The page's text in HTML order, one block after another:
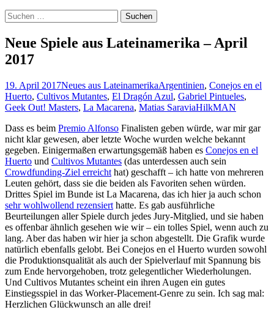
Suchen
nach:
Neue Spiele aus Lateinamerika – April
2017
19. April 2017Neues aus LateinamerikaArgentinien, Conejos en el
Huerto, Cultivos Mutantes, El Dragón Azul, Gabriel Pintueles,
Geek Out! Masters, La Macarena, Matias SaraviaHilkMAN
Dass es beim Premio Alfonso Finalisten geben würde, war mir gar
nicht klar gewesen, aber letzte Woche wurden welche bekannt
gegeben. Einigermaßen erwartungsgemäß haben es Conejos en el
Huerto und Cultivos Mutantes (das unterdessen auch sein
Crowdfunding-Ziel erreicht hat) geschafft – ich hatte von mehreren
Leuten gehört, dass sie die beiden als Favoriten sehen würden.
Drittes Spiel im Bunde ist La Macarena, das ich hier ja auch schon
sehr wohlwollend rezensiert hatte. Es gab ausführliche
Beurteilungen aller Spiele durch jedes Jury-Mitglied, und sie haben
es offenbar ähnlich gesehen wie wir – ein tolles Spiel, wenn auch zu
lang. Aber das haben wir hier ja schon abgestellt. Die Grafik wurde
natürlich ebenfalls gelobt. Bei Conejos en el Huerto wurden sowohl
die Produktionsqualität als auch der Spielverlauf mit Spannung bis
zum Ende hervorgehoben, trotz gelegentlicher Wiederholungen.
Und Cultivos Mutantes scheint ein ihren Augen ein gutes
Einstiegsspiel in das Worker-Placement-Genre zu sein. Ich sag mal:
Herzlichen Glückwunsch an alle drei!